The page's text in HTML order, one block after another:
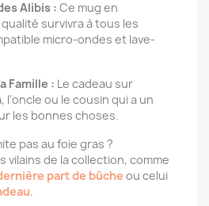
Alibis : Ce mug en
survivra à tous les
micro-ondes et lave-
Famille : Le cadeau sur
l'oncle ou le cousin qui a un
les bonnes choses.
pas au foie gras ?
vilains de la collection, comme
part de bûche ou celui
.